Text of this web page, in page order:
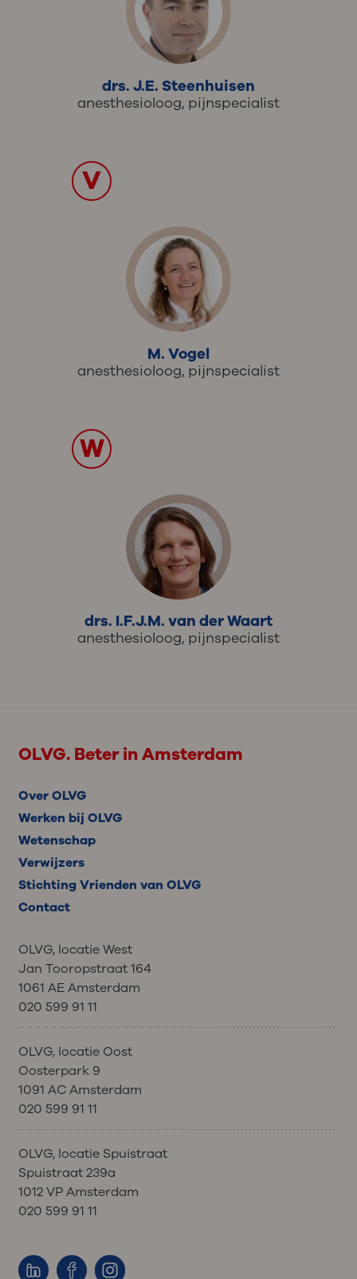
drs. J.E. Steenhuisen
anesthesioloog, pijnspecialist
V
M. Vogel
anesthesioloog, pijnspecialist
W
drs. I.F.J.M. van der Waart
anesthesioloog, pijnspecialist
OLVG. Beter in Amsterdam
Over OLVG
Werken bij OLVG
Wetenschap
Verwijzers
Stichting Vrienden van OLVG
Contact
OLVG, locatie West
Jan Tooropstraat 164
1061 AE Amsterdam
020 599 91 11
OLVG, locatie Oost
Oosterpark 9
1091 AC Amsterdam
020 599 91 11
OLVG, locatie Spuistraat
Spuistraat 239a
1012 VP Amsterdam
020 599 91 11